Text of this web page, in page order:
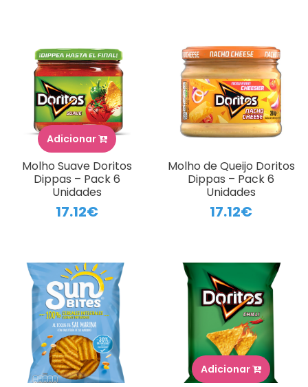
Adicionar
Molho Suave Doritos
Dippas – Pack 6
Unidades
17.12€
Molho de Queijo Doritos
Dippas – Pack 6
Unidades
17.12€
Adicionar